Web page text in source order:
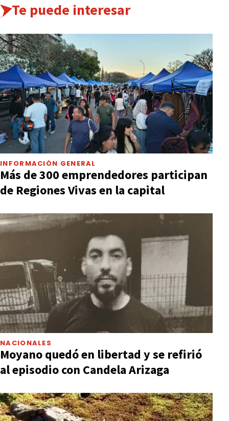
Te puede interesar
INFORMACIÓN GENERAL
Más de 300 emprendedores participan
de Regiones Vivas en la capital
NACIONALES
Moyano quedó en libertad y se refirió
al episodio con Candela Arizaga